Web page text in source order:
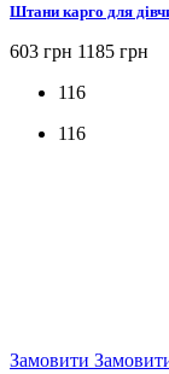
Штани карго для
603 грн 1185 грн
116
116
Замовити